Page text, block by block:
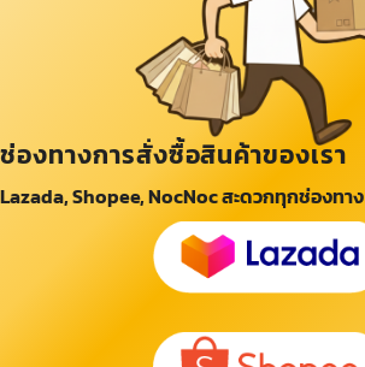
ช่องทางการสั่งซื้อสินค้าของเรา
Lazada, Shopee, NocNoc สะดวกทุกช่องทาง